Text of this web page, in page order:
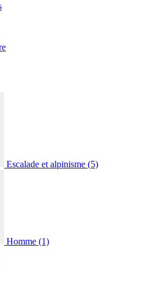
Escalade et alpinisme (5)
Homme (1)